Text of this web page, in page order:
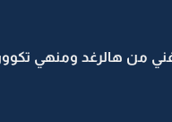
من هالرغد ومنهي